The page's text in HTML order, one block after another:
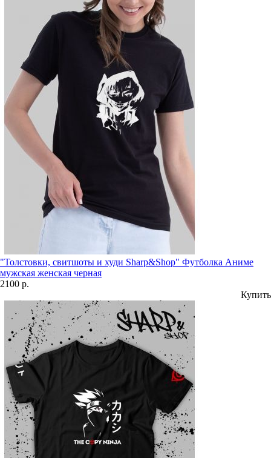
"Толстовки, свитшоты и худи Sharp&Shop" Футболка Аниме
мужская женская черная
2100 р.
Купить